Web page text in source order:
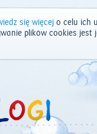
się więcej o celu ich
plików cookies